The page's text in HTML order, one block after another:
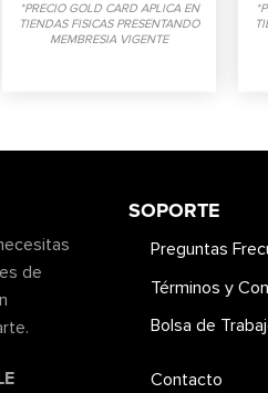
*PRECIO GOLD CARD APLICA EN
TIENDAS FISICAS PRESENTANDO
MEMBRESIA VIGENTE
de
SOPORTE
Preguntas
Términos y
Bolsa de
Contacto